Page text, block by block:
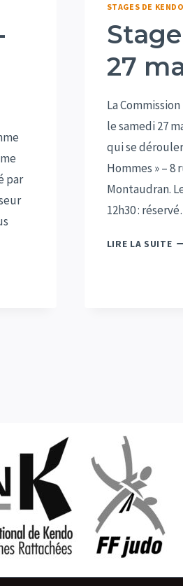
par
STAGES DE KENDO
27
La
le samedi 27
qui se
Hommes » – 8
Montaudran.
12h30 :
LIRE LA SUITE